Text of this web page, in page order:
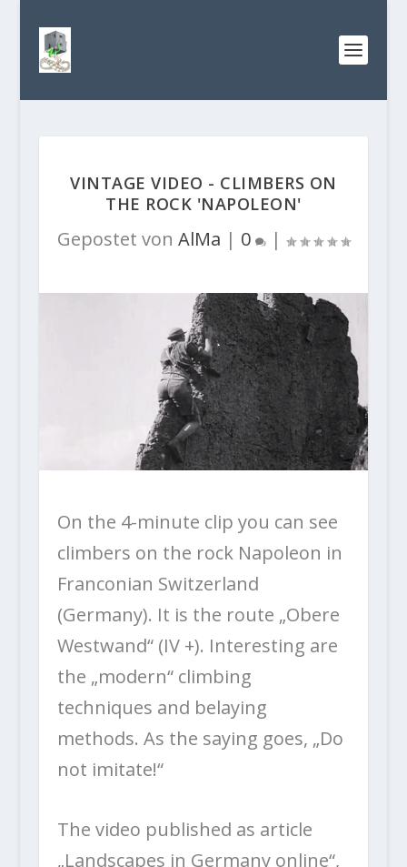
VINTAGE VIDEO - CLIMBERS ON
THE ROCK 'NAPOLEON'
Gepostet von AlMa | 0 |
On the 4-minute clip you can see
climbers on the rock Napoleon in
Franconian Switzerland
(Germany). It is the route „Obere
Westwand“ (IV +). Interesting are
the „modern“ climbing
techniques and belaying
methods. As the saying goes, „Do
not imitate!“
The video published as article
„Landscapes in Germany online“,